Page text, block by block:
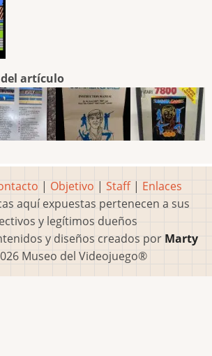
artículo
| Objetivo | Staff| Enlaces
aquí expuestas pertenecen a sus
y legítimos dueños
y diseños creados por Marty
Museo del Videojuego®